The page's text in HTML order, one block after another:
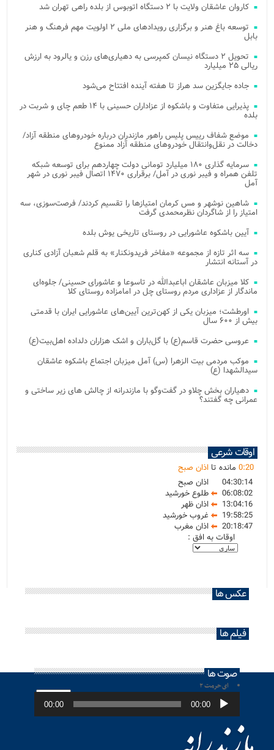
کاروان عاشقان ولایت با ۲ دستگاه اتوبوس از بلده راهی تهران شد
توسعه باغ هنر و برگزاری رویدادهای ملی ۲ اولویت مهم فرهنگ و هنر
بابل
تحویل ۲ دستگاه نیسان کمپرسی به دهیاری‌های رزن و یالرود به ارزش
ریالی ۲۵ میلیارد
جاده جایگزین سد هراز تا هفته آینده افتتاح می‌شود
پذیرایی متفاوت و باشکوه از عزاداران حسینی با ۱۴ طعم چای و شربت در
بلده
موضع شفاف رییس پلیس راهور مازندران درباره خودروهای منطقه آزاد/
دخالت در نقل‌وانتقال خودروهای منطقه آزاد ممنوع
سرمایه گذاری ۱۸۰ میلیارد تومانی دولت چهاردهم برای توسعه شبکه
تلفن همراه و فیبر نوری در آمل/ برقراری ۱۴۷۰ اتصال فیبر نوری در شهر
آمل
شاهین نوشهر و مس کرمان امتیازها را تقسیم کردند/ فرصت‌سوزی، سه
امتیاز را از شاگردان نظرمحمدی گرفت
آیین باشکوه عاشورایی در روستای تاریخی یوش بلده
سه اثر تازه از مجموعه «مفاخر فریدونکنار» به قلم شعبان آزادی کناری
در آستانه انتشار
کلا میزبان عاشقان اباعبدالله در تاسوعا و عاشورای حسینی/ جلوه‌ای
ماندگار از عزاداری مردم روستای چل در امامزاده روستای کلا
اورطشت؛ میزبان یکی از کهن‌ترین آیین‌های عاشورایی ایران با قدمتی
بیش از ۶۰۰ سال
عروسی حضرت قاسم(ع) با گل‌باران و اشک هزاران دلداده اهل‌بیت(ع)
موکب مردمی بیت‌ الزهرا (س) آمل میزبان اجتماع باشکوه عاشقان
سیدالشهدا (ع)
دهیاران بخش چلاو در گفت‌وگو با مازندرانه از چالش های زیر ساختی و
عمرانی چه گفتند؟
اوقات شرعی
0:20 مانده تا اذان صبح
04:30:14
اذان صبح
06:08:02
طلوع خورشید
13:04:16
اذان ظهر
19:58:25
غروب خورشید
20:18:47
اذان مغرب
اوقات به افق :
عکس ها
فیلم ها
صوت ها
ای حرمت ۲
پخش‌کننده
صوت 00:00
00:00